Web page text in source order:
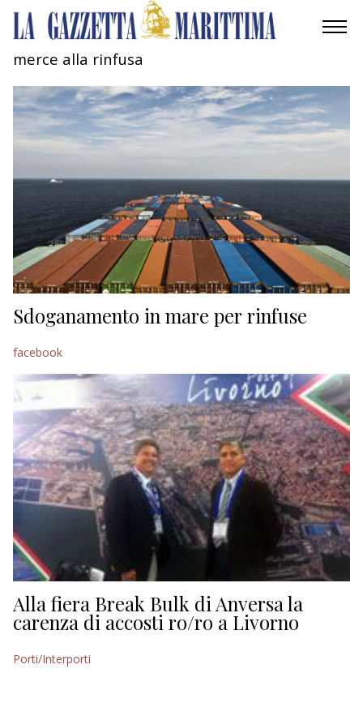
MOBILITÀ
INDUSTRIA
ECONOMIA
TURISMO
CULTURA
NAUTICA
EDITORIALI
merce alla rinfusa
Sdoganamento in mare per rinfuse
facebook
Alla fiera Break Bulk di Anversa la
carenza di accosti ro/ro a Livorno
Porti/Interporti